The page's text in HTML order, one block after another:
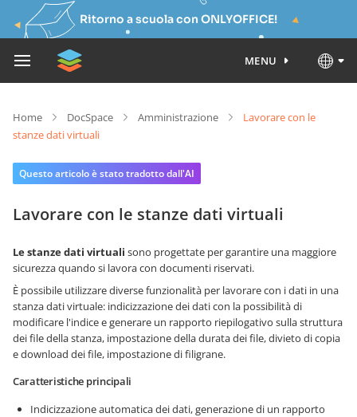
Ritorno a scuola con ONLYOFFICE!
MENU
Home DocSpace Amministrazione
Lavorare con le
stanze dati virtuali
Questo articolo è stato tradotto dall'AI
Lavorare con le stanze dati virtuali
Le stanze dati virtuali sono progettate per garantire una maggiore
sicurezza quando si lavora con documenti riservati.
È possibile utilizzare diverse funzionalità per lavorare con i dati in una
stanza dati virtuale: indicizzazione dei dati con la possibilità di
modificare l'indice e generare un rapporto riepilogativo sulla struttura
dei file della stanza, impostazione della durata dei file, divieto di copia
e download dei file, impostazione di filigrane.
Caratteristiche principali
Indicizzazione automatica dei dati, generazione di un rapporto